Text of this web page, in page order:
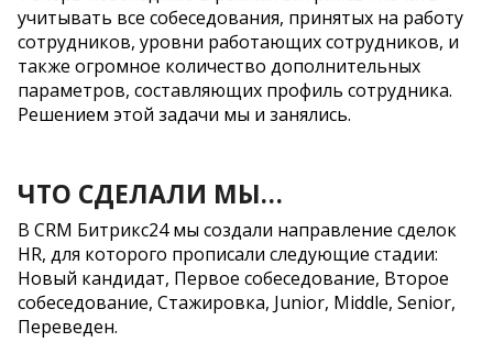
учитывать все собеседования, принятых на работу
сотрудников, уровни работающих сотрудников, и
также огромное количество дополнительных
параметров, составляющих профиль сотрудника.
Решением этой задачи мы и занялись.
ЧТО СДЕЛАЛИ МЫ…
В CRM Битрикс24 мы создали направление сделок
HR, для которого прописали следующие стадии:
Новый кандидат, Первое собеседование, Второе
собеседование, Стажировка, Junior, Middle, Senior,
Переведен.